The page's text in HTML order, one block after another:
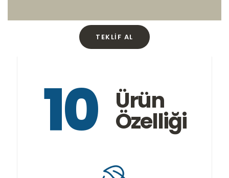
TEKLIF AL
10 Ürün
Özelliği